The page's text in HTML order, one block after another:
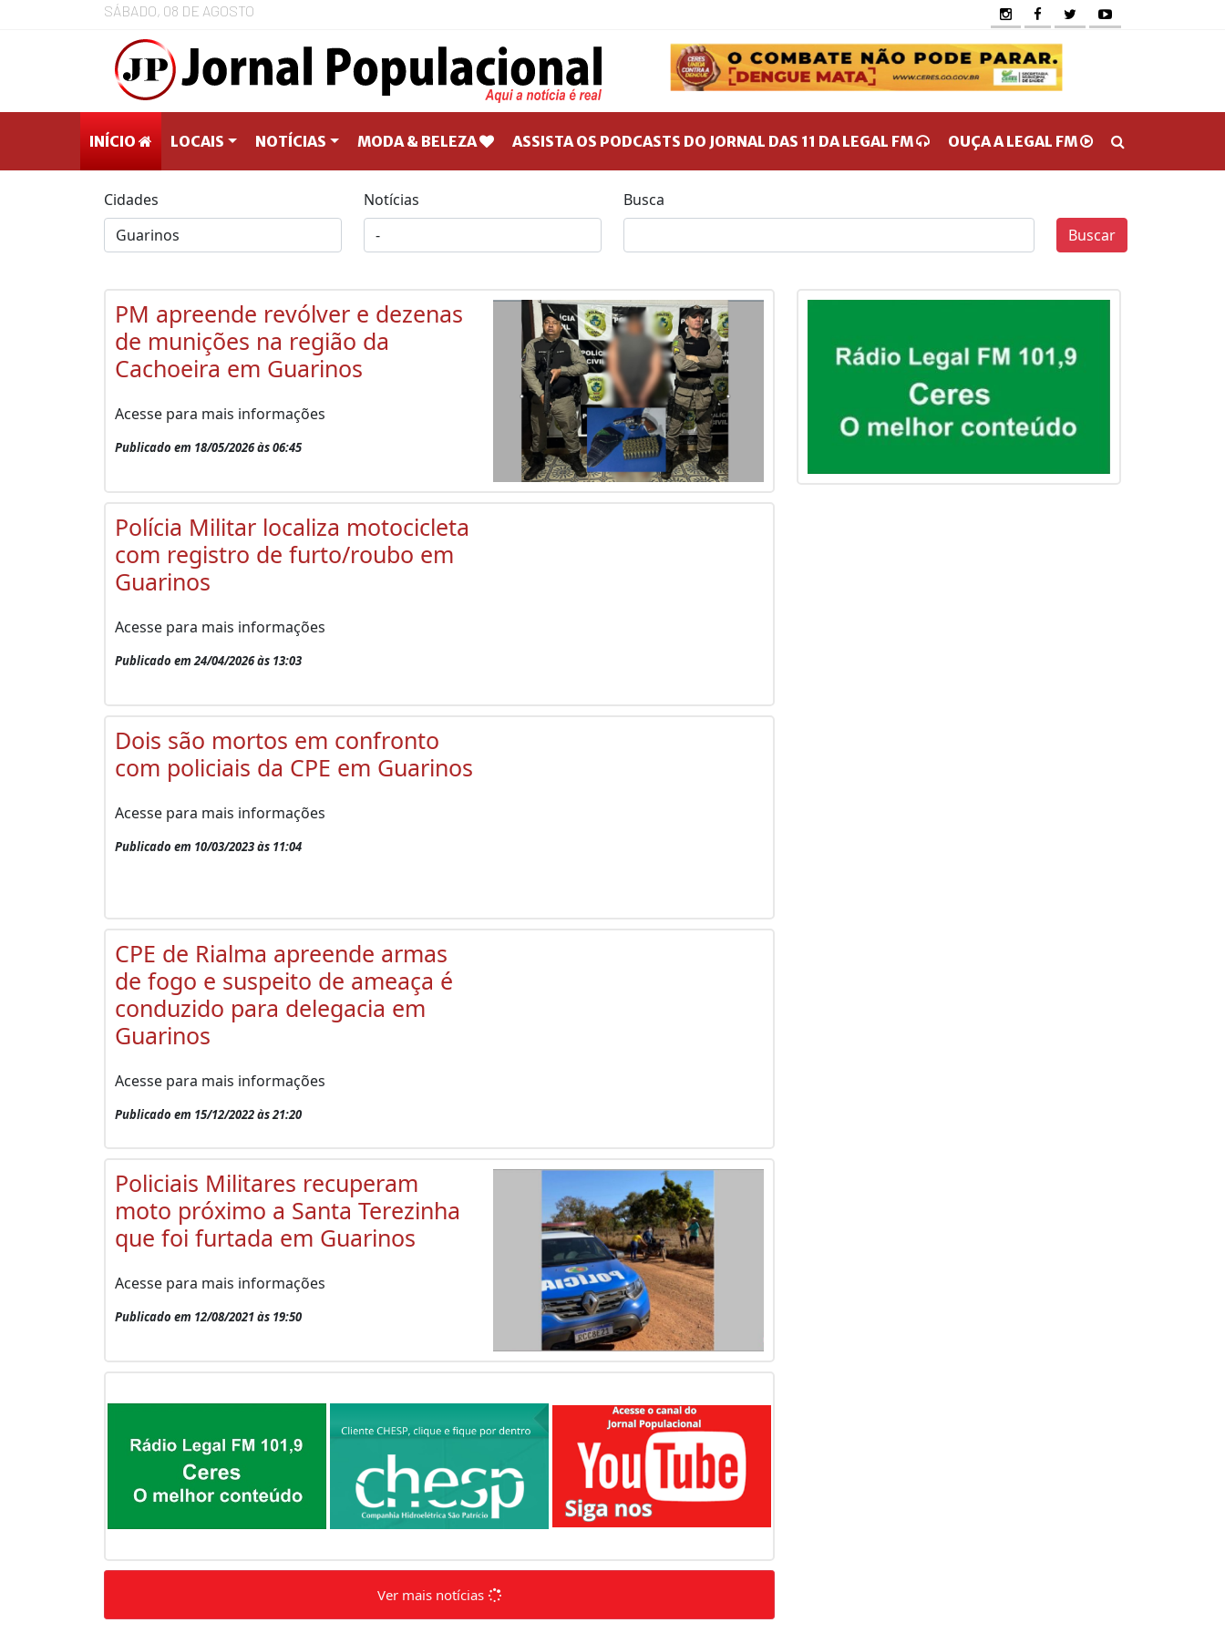
SÁBADO, 08 DE AGOSTO
INÍCIO LOCAIS NOTÍCIAS MODA & BELEZA ASSISTA OS PODCASTS DO JORNAL DAS 11 DA LEGAL FM OUÇA A LEGAL FM
Cidades Notícias
Busca
Buscar
PM apreende revólver e dezenas
de munições na região da
Cachoeira em Guarinos
Acesse para mais informações
Publicado em 18/05/2026 às 06:45
Polícia Militar localiza motocicleta
com registro de furto/roubo em
Guarinos
Acesse para mais informações
Publicado em 24/04/2026 às 13:03
Dois são mortos em confronto
com policiais da CPE em Guarinos
Acesse para mais informações
Publicado em 10/03/2023 às 11:04
CPE de Rialma apreende armas
de fogo e suspeito de ameaça é
conduzido para delegacia em
Guarinos
Acesse para mais informações
Publicado em 15/12/2022 às 21:20
Policiais Militares recuperam
moto próximo a Santa Terezinha
que foi furtada em Guarinos
Acesse para mais informações
Publicado em 12/08/2021 às 19:50
Ver mais notícias